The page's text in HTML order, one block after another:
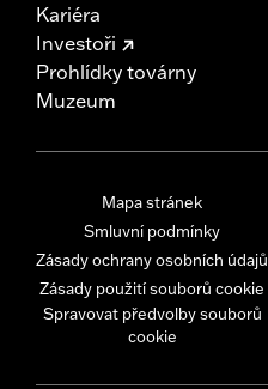
Kariéra
Investoři
Prohlídky továrny
Muzeum
Mapa stránek
Smluvní podmínky
Zásady ochrany osobních údajů
Zásady použití souborů cookie
Spravovat předvolby souborů
cookie